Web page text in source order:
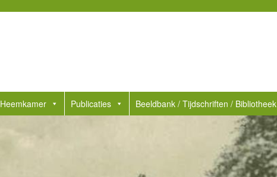
Heemkamer Publicaties Beeldbank / Tijdschriften / Bibliotheek